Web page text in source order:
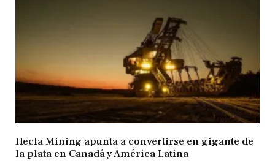
Hecla Mining apunta a convertirse en gigante de
la plata en Canadá y América Latina